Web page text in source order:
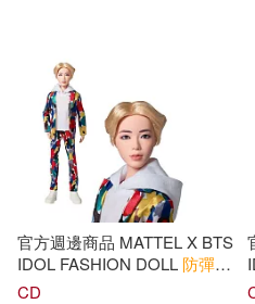
官方週邊商品 MATTEL X BTS
IDOL FASHION DOLL 防彈少
年團
CD